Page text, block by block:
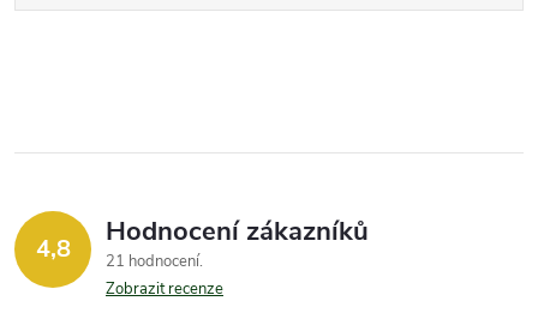
4,8 Hodnocení zákazníků
21 hodnocení
Zobrazit recenze